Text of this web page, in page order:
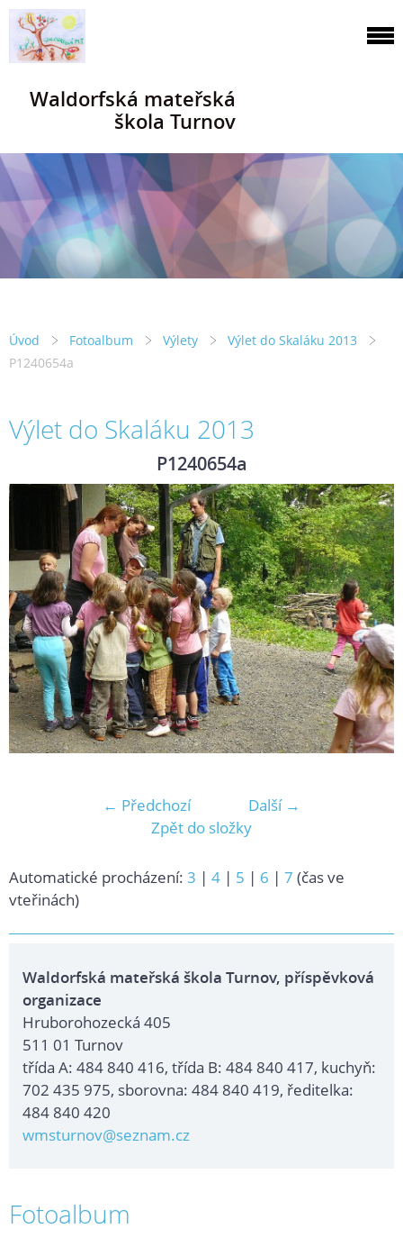
Waldorfská mateřská
škola Turnov
Úvod Fotoalbum Výlety
Výlet do Skaláku 2013
P1240654a
Výlet do Skaláku 2013
P1240654a
← Předchozí
Další →
Zpět do složky
Automatické procházení: 3 | 4 | 5 | 6 | 7 (čas ve
vteřinách)
Waldorfská mateřská škola Turnov, příspěvková
organizace
Hruborohozecká 405
511 01 Turnov
třída A: 484 840 416, třída B: 484 840 417, kuchyň:
702 435 975, sborovna: 484 840 419, ředitelka:
484 840 420
wmsturnov@seznam.cz
Fotoalbum